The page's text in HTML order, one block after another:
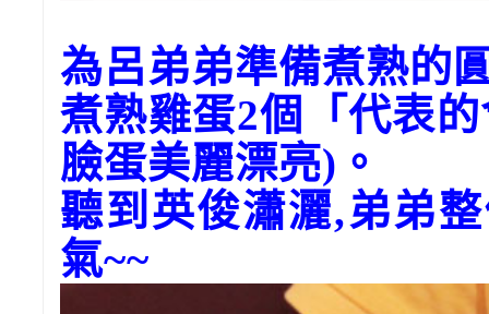
為呂弟弟準備煮熟的
煮熟雞蛋2個「代表
臉蛋美麗漂亮)。
聽到英俊瀟灑,弟弟
氣~~